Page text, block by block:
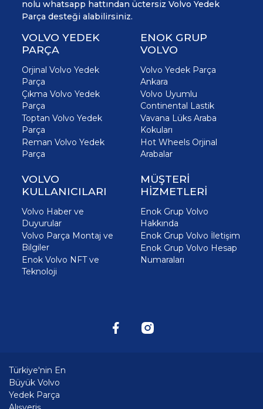
nolu whatsapp hattından üctersiz Volvo Yedek
Parça desteği alabilirsiniz.
VOLVO YEDEK
PARÇA
Orjinal Volvo Yedek
Parça
Çıkma Volvo Yedek
Parça
Toptan Volvo Yedek
Parça
Reman Volvo Yedek
Parça
ENOK GRUP
VOLVO
Volvo Yedek Parça
Ankara
Volvo Uyumlu
Continental Lastik
Vavana Lüks Araba
Kokuları
Hot Wheels Orjinal
Arabalar
VOLVO
KULLANICILARI
Volvo Haber ve
Duyurular
Volvo Parça Montaj ve
Bilgiler
Enok Volvo NFT ve
Teknoloji
MÜŞTERİ
HİZMETLERİ
Enok Grup Volvo
Hakkında
Enok Grup Volvo İletişim
Enok Grup Volvo Hesap
Numaraları
Türkiye'nin En
Büyük Volvo
Yedek Parça